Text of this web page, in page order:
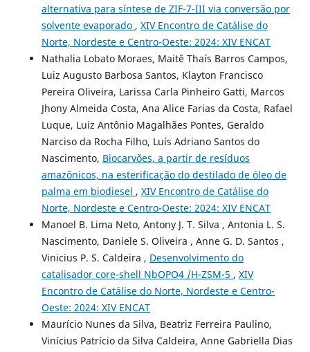
alternativa para síntese de ZIF-7-III via conversão por
solvente evaporado , XIV Encontro de Catálise do
Norte, Nordeste e Centro-Oeste: 2024: XIV ENCAT
Nathalia Lobato Moraes, Maitê Thaís Barros Campos,
Luiz Augusto Barbosa Santos, Klayton Francisco
Pereira Oliveira, Larissa Carla Pinheiro Gatti, Marcos
Jhony Almeida Costa, Ana Alice Farias da Costa, Rafael
Luque, Luiz Antônio Magalhães Pontes, Geraldo
Narciso da Rocha Filho, Luís Adriano Santos do
Nascimento, Biocarvões, a partir de resíduos
amazônicos, na esterificação do destilado de óleo de
palma em biodiesel , XIV Encontro de Catálise do
Norte, Nordeste e Centro-Oeste: 2024: XIV ENCAT
Manoel B. Lima Neto, Antony J. T. Silva , Antonia L. S.
Nascimento, Daniele S. Oliveira , Anne G. D. Santos ,
Vinicius P. S. Caldeira , Desenvolvimento do
catalisador core-shell NbOPO4 /H-ZSM-5 , XIV
Encontro de Catálise do Norte, Nordeste e Centro-
Oeste: 2024: XIV ENCAT
Maurício Nunes da Silva, Beatriz Ferreira Paulino,
Vinícius Patrício da Silva Caldeira, Anne Gabriella Dias